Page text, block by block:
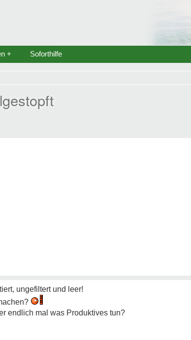
+ Soforthilfe
ungefiltert und leer!
endlich mal was Produktives tun?